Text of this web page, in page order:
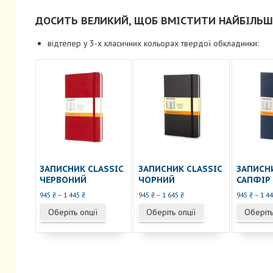
ДОСИТЬ ВЕЛИКИЙ, ЩОБ ВМІСТИТИ
відтепер у 3-х класичних кольорах твердої обкладинки:
ЗАПИСНИК CLASSIC
ЧЕРВОНИЙ
945₴ – 1 445₴Діапазон
від
945 ₴
Оберіть опції
має
ЗАПИСНИК CLASSIC
ЧОРНИЙ
945 ₴ – 1 645 ₴Діапазон
від
945 ₴
Оберіть опції
має
САПФІР
945 ₴ – 1